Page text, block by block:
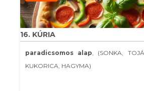
16. KÚRIA
paradicsomos alap, (SONKA,
KUKORICA, HAGYMA)